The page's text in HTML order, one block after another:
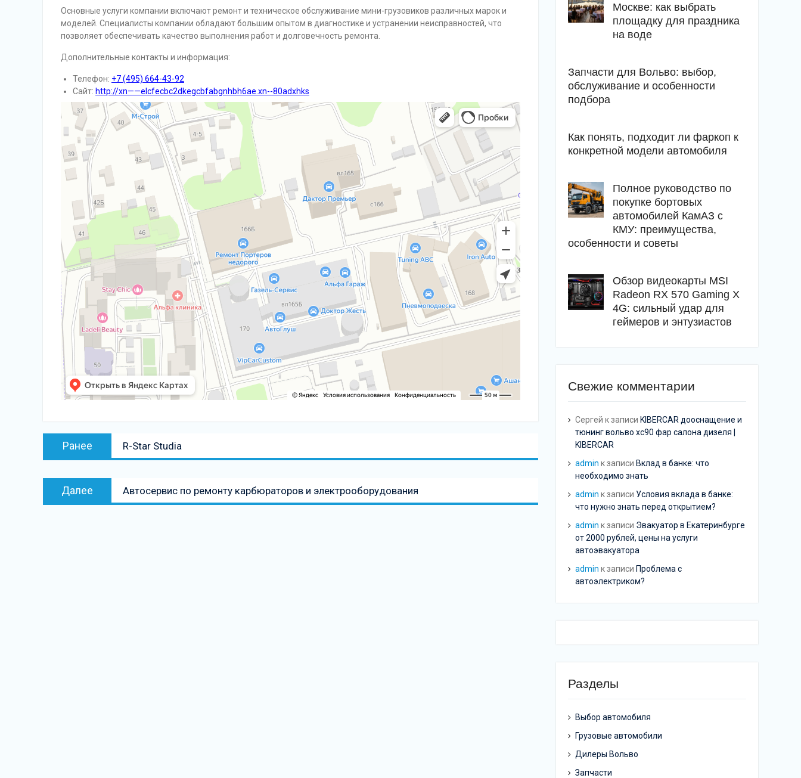
Основные услуги компании включают ремонт и техническое обслуживание мини-грузовиков различных марок и
моделей. Специалисты компании обладают большим опытом в диагностике и устранении неисправностей, что
позволяет обеспечивать качество выполнения работ и долговечность ремонта.
Дополнительные контакты и информация:
Телефон: +7 (495) 664-43-92
Сайт: http://xn——elcfecbc2dkegcbfabgnhbh6ae.xn--80adxhks
Навигация
Ранее
Предыдущая
R-Star Studia
Далее
Следующая
Автосервис по ремонту карбюраторов и электрооборудования
Москве: как выбрать
площадку для праздника
на воде
Запчасти для Вольво: выбор,
обслуживание и особенности
подбора
Как понять, подходит ли фаркоп к
конкретной модели автомобиля
Полное руководство по
покупке бортовых
автомобилей КамАЗ с
КМУ: преимущества,
особенности и советы
Обзор видеокарты MSI
Radeon RX 570 Gaming X
4G: сильный удар для
геймеров и энтузиастов
Свежие комментарии
Сергей к записи KIBERCAR дооснащение и
тюнинг вольво хс90 фар салона дизеля |
KIBERCAR
admin к записи Вклад в банке: что
необходимо знать
admin к записи Условия вклада в банке:
что нужно знать перед открытием?
admin к записи Эвакуатор в Екатеринбурге
от 2000 рублей, цены на услуги
автоэвакуатора
admin к записи Проблема с
автоэлектриком?
Разделы
Выбор автомобиля
Грузовые автомобили
Дилеры Вольво
Запчасти